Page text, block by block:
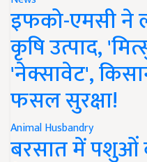
इफको-एमसी ने
कृषि उत्पाद,
'नेक्सावेट',
फसल सुरक्षा!
Animal Husbandry
बरसात में पशुओं